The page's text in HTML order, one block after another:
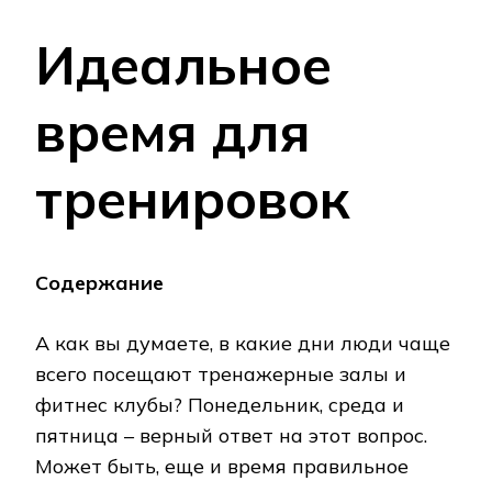
Идеальное
время для
тренировок
Содержание
А как вы думаете, в какие дни люди чаще
всего посещают тренажерные залы и
фитнес клубы? Понедельник, среда и
пятница – верный ответ на этот вопрос.
Может быть, еще и время правильное